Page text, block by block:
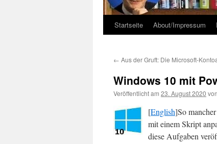
Startseite About/Impressum
← Aus der Gruft: Die Microsoft-
Windows 10 mit
Veröffentlicht am 23. August 2020 von
[English]So
mit einem Skript
diese Aufgaben